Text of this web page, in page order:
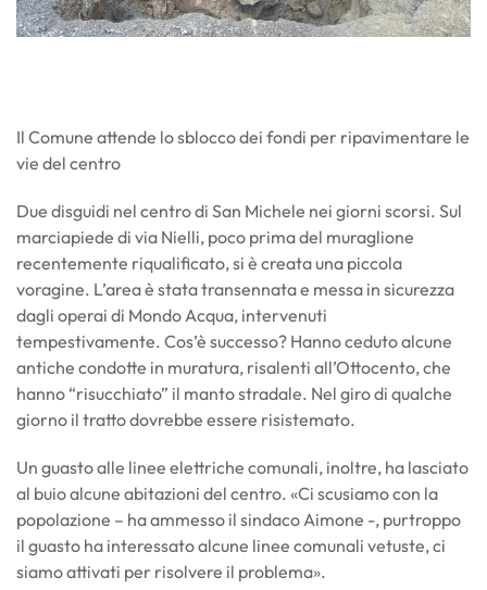
Il Comune attende lo sblocco dei fondi per ripavimentare le
vie del centro
Due disguidi nel centro di San Michele nei giorni scorsi. Sul
marciapiede di via Nielli, poco prima del muraglione
recentemente riqualificato, si è creata una piccola
voragine. L’area è stata transennata e messa in sicurezza
dagli operai di Mondo Acqua, intervenuti
tempestivamente. Cos’è successo? Hanno ceduto alcune
antiche condotte in muratura, risalenti all’Ottocento, che
hanno “risucchiato” il manto stradale. Nel giro di qualche
giorno il tratto dovrebbe essere risistemato.
Un guasto alle linee elettriche comunali, inoltre, ha lasciato
al buio alcune abitazioni del centro. «Ci scusiamo con la
popolazione – ha ammesso il sindaco Aimone -, purtroppo
il guasto ha interessato alcune linee comunali vetuste, ci
siamo attivati per risolvere il problema».